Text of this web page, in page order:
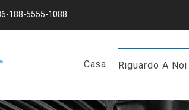
188-5555-1088
Casa Riguardo A Noi